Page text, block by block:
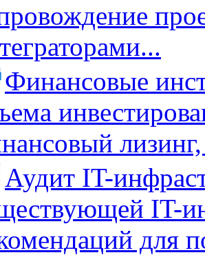
Финансовые
Аудит IT-
IT-
для